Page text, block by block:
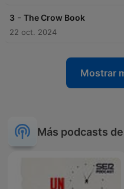
3 - The Crow Book
22 oct. 2024
Mostrar
Más podcasts